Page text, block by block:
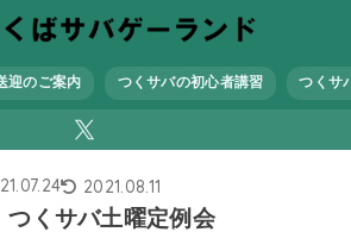
迎のご案内 つくサバの初心者講習 つくサ
2021.08.11
くサバ土曜定例会